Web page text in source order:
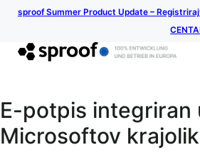
sproof Summer Product Update –
E-potpis integriran
Microsoftov krajolik